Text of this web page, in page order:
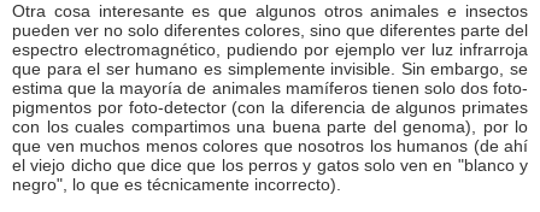
Otra cosa interesante es que algunos otros animales e insectos
pueden ver no solo diferentes colores, sino que diferentes parte del
espectro electromagnético, pudiendo por ejemplo ver luz infrarroja
que para el ser humano es simplemente invisible. Sin embargo, se
estima que la mayoría de animales mamíferos tienen solo dos foto-
pigmentos por foto-detector (con la diferencia de algunos primates
con los cuales compartimos una buena parte del genoma), por lo
que ven muchos menos colores que nosotros los humanos (de ahí
el viejo dicho que dice que los perros y gatos solo ven en "blanco y
negro", lo que es técnicamente incorrecto).